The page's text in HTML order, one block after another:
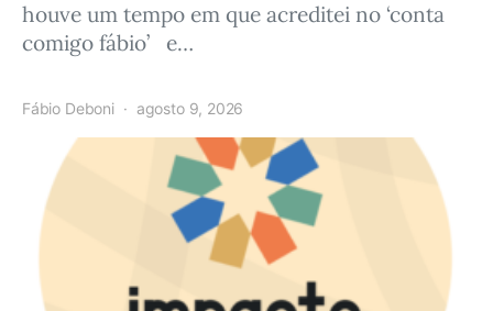
houve um tempo em que acreditei no ‘conta
comigo fábio’ e…
Fábio Deboni agosto 9, 2026